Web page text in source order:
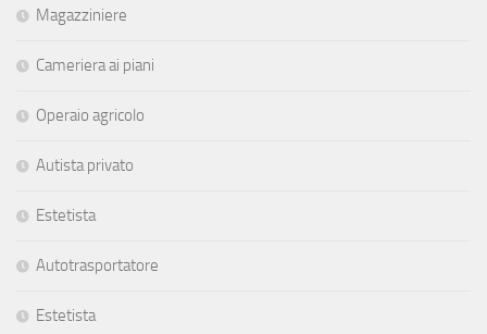
Magazziniere
Cameriera ai piani
Operaio agricolo
Autista privato
Estetista
Autotrasportatore
Estetista